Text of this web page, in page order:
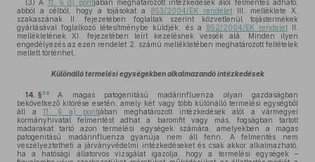
(3) A 11. § d) pontjában meghatározott intézkedések alól felmentés adható,
abból a célból, hogy a tojásokat a 853/2004/EK rendelet III. melléklete X.
szakaszának II. fejezetében foglaltak szerint közvetlenül tojástermékek
gyártásával foglalkozó létesítménybe küldjék, és a
852/2004/EK rendeletII.
mellékletének XI. fejezetében leírt kezelésnek vessék alá. Minden ilyen
engedélyezés az ezen rendelet 2. számú mellékletében meghatározott feltételek
mellett történhet.
Különálló termelési egységekben alkalmazandó intézkedések
14. §38
A magas patogenitású madárinfluenza olyan gazdaságban
bekövetkező kitörése esetén, amely két vagy több különálló termelési egységből
áll a 11. § a) pontjában meghatározott intézkedések alól a vármegyei
kormányhivatal felmentést adhat a baromfit vagy más, fogságban tartott
madarakat tartó azon termelési egységek számára, amelyekben a magas
patogenitású madárinfluenza gyanúja nem áll fenn. A felmentés nem
veszélyeztetheti a járványvédelmi intézkedéseket és csak akkor alkalmazható,
ha a hatósági állatorvos vizsgálat igazolja, hogy a termelési egységek –